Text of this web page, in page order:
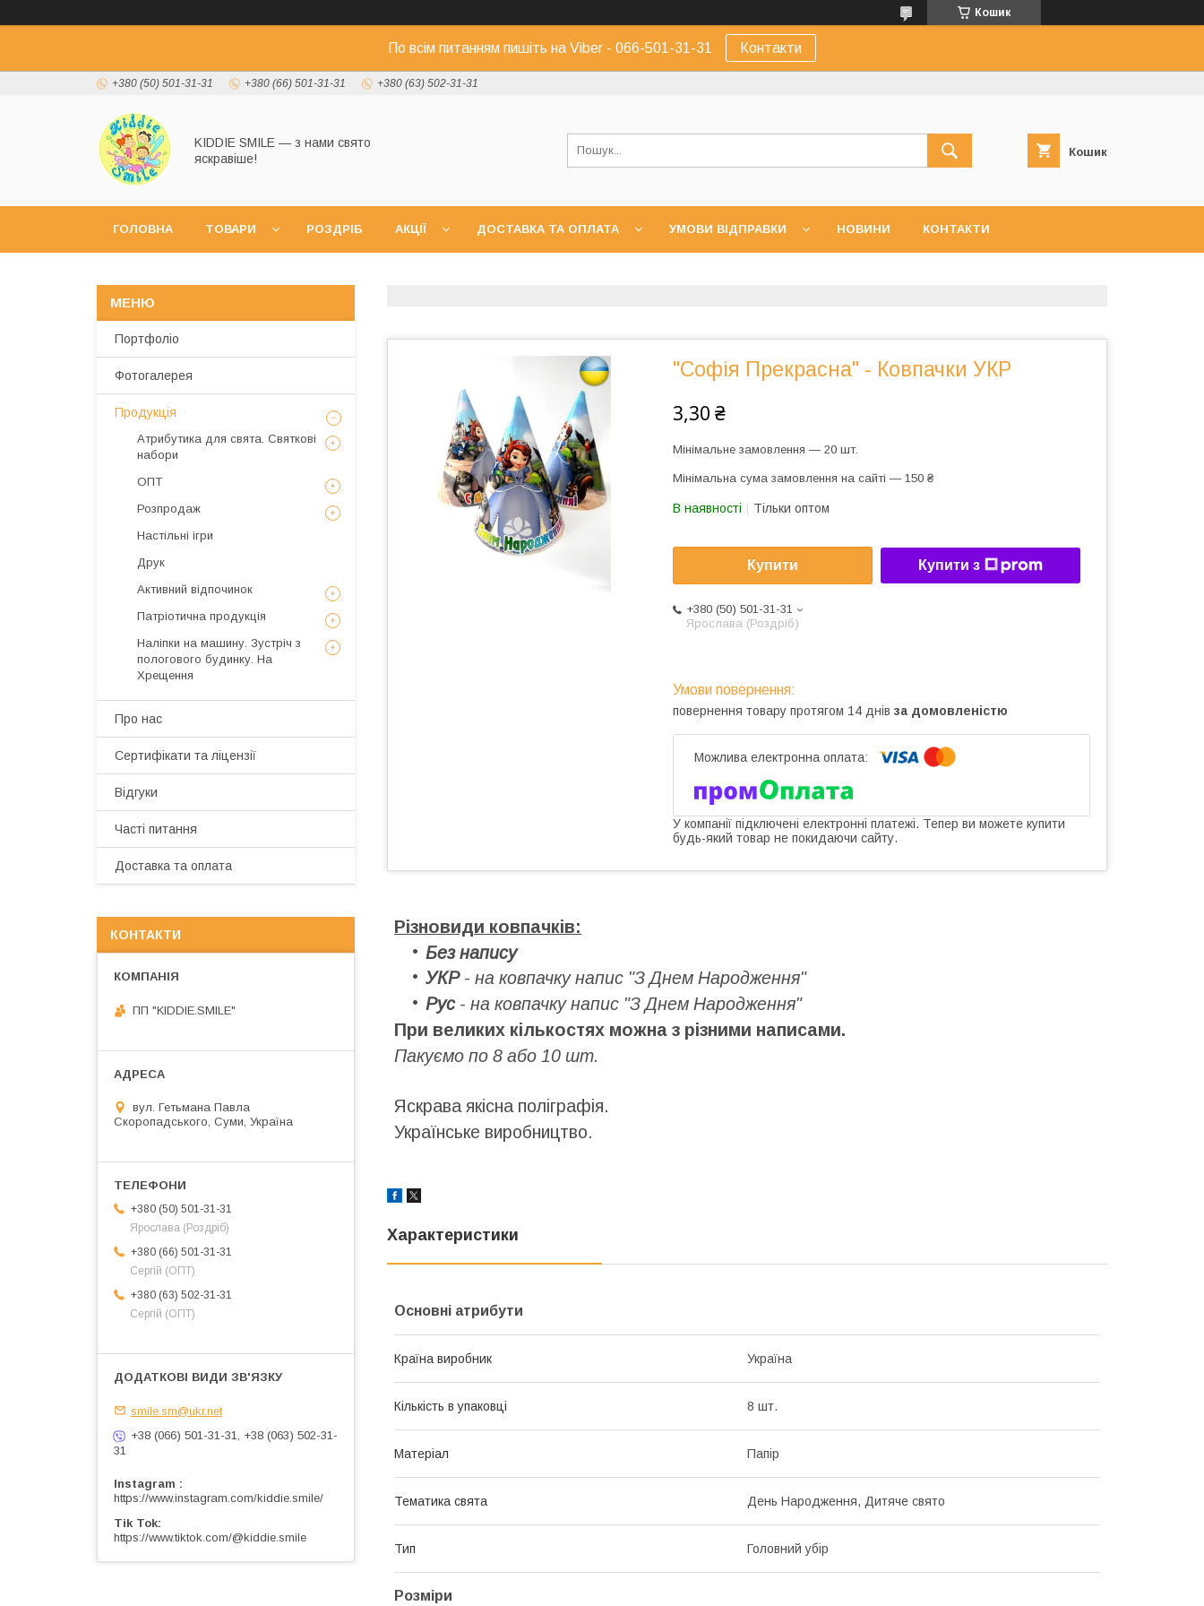
Кошик
По всім питанням пишіть на Viber - 066-501-31-31 Контакти
+380 (50) 501-31-31 +380 (66) 501-31-31 +380 (63) 502-31-31
KIDDIE SMILE — з нами свято
яскравіше!
Кошик
ГОЛОВНА ТОВАРИ РОЗДРІБ АКЦІЇ ДОСТАВКА ТА ОПЛАТА УМОВИ ВІДПРАВКИ НОВИНИ КОНТАКТИ
"Софія Прекрасна" - Ковпачки УКР
3,30 ₴
Мінімальне замовлення — 20 шт.
Мінімальна сума замовлення на сайті — 150 ₴
В наявності Тільки оптом
Купити Купити з
+380 (50) 501-31-31
Ярослава (Роздріб)
повернення товару протягом 14 днів за домовленістю
У компанії підключені електронні платежі. Тепер ви можете купити
будь-який товар не покидаючи сайту.
Різновиди ковпачків:
Без напису
УКР- на ковпачку напис "З Днем Народження"
Рус- на ковпачку напис "З Днем Народження"
При великих кількостях можна з різними написами.
Пакуємо по 8 або 10 шт.
Яскрава якісна поліграфія.
Українське виробництво.
Характеристики
Основні атрибути
Країна виробник Україна
Кількість в упаковці 8 шт.
Матеріал Папір
Тематика свята День Народження, Дитяче свято
Тип Головний убір
Розміри
Портфоліо
Фотогалерея
Продукція
Атрибутика для свята. Святкові
набори
ОПТ
Розпродаж
Настільні ігри
Друк
Активний відпочинок
Патріотична продукція
Наліпки на машину. Зустріч з
пологового будинку. На
Хрещення
Про нас
Сертифікати та ліцензії
Відгуки
Часті питання
Доставка та оплата
КОНТАКТИ
ПП "KIDDIE.SMILE"
вул. Гетьмана Павла
Скоропадського, Суми, Україна
+380 (50) 501-31-31
Ярослава (Роздріб)
+380 (66) 501-31-31
Сергій (ОПТ)
+380 (63) 502-31-31
Сергій (ОПТ)
smile.sm@ukr.net
+38 (066) 501-31-31, +38 (063) 502-31-
31
Instagram
https://www.instagram.com/kiddie.smile/
Tik Tok
https://www.tiktok.com/@kiddie.smile